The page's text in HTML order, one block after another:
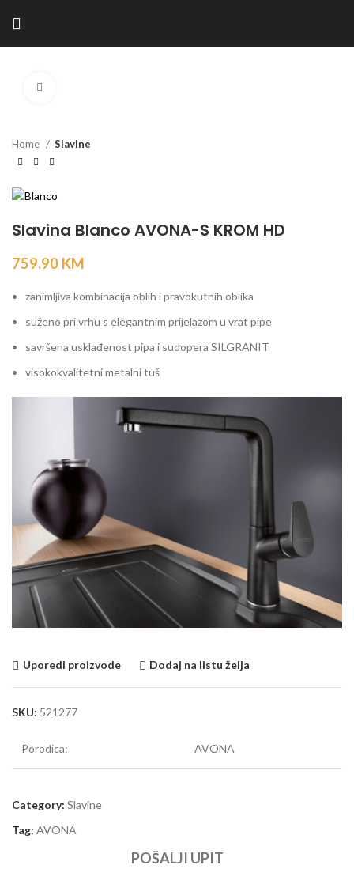
Home Slavine
Slavina Blanco AVONA-S KROM HD
759.90 KM
zanimljiva kombinacija oblih i pravokutnih oblika
suženo pri vrhu s elegantnim prijelazom u vrat pipe
savršena usklađenost pipa i sudopera SILGRANIT
visokokvalitetni metalni tuš
Uporedi proizvode Dodaj na listu želja
SKU: 521277
Porodica: AVONA
Category: Slavine
Tag: AVONA
POŠALJI UPIT